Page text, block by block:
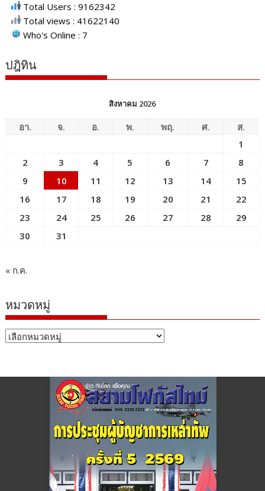
Total Users : 9162342
Total views : 41622140
Who's Online : 7
ปฎิทิน
สิงหาคม 2026
อา. จ. อ. พ. พฤ. ศ.
ส.
1
2
3 4 5 6 7
8
9
10 11 12 13 14
15
16
17 18 19 20 21
22
23
24 25 26 27 28
29
30
31
« ก.ค.
หมวดหมู่
หมวด